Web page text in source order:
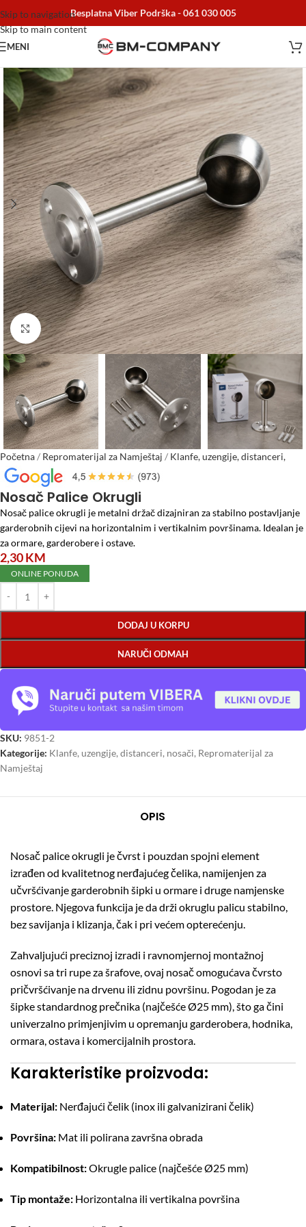
Skip to navigation
Skip to main content
Besplatna Viber Podrška -061 030 005
MENI
Click to enlarge
Početna/ Repromaterijal za Namještaj / Klanfe, uzengije, distanceri,
nosači/Nosač Palice Okrugli
Nosač Palice Okrugli
Nosač palice okrugli je metalni držač dizajniran za stabilno postavljanje
garderobnih cijevi na horizontalnim i vertikalnim površinama. Idealan je
za ormare, garderobere i ostave.
2,30KM
ONLINE PONUDA
DODAJ U KORPU
NARUČI ODMAH
SKU: 9851-2
Kategorije: Klanfe, uzengije, distanceri, nosači, Repromaterijal za
Namještaj
OPIS
Nosač palice okrugli je čvrst i pouzdan spojni element
izrađen od kvalitetnog nerđajućeg čelika, namijenjen za
učvršćivanje garderobnih šipki u ormare i druge namjenske
prostore. Njegova funkcija je da drži okruglu palicu stabilno,
bez savijanja i klizanja, čak i pri većem opterećenju.
Zahvaljujući preciznoj izradi i ravnomjernoj montažnoj
osnovi sa tri rupe za šrafove, ovaj nosač omogućava čvrsto
pričvršćivanje na drvenu ili zidnu površinu. Pogodan je za
šipke standardnog prečnika (najčešće Ø25 mm), što ga čini
univerzalno primjenjivim u opremanju garderobera, hodnika,
ormara, ostava i komercijalnih prostora.
Karakteristike proizvoda:
Materijal: Nerđajući čelik (inox ili galvanizirani čelik)
Površina: Mat ili polirana završna obrada
Kompatibilnost:Okrugle palice (najčešće Ø25 mm)
Tip montaže: Horizontalna ili vertikalna površina